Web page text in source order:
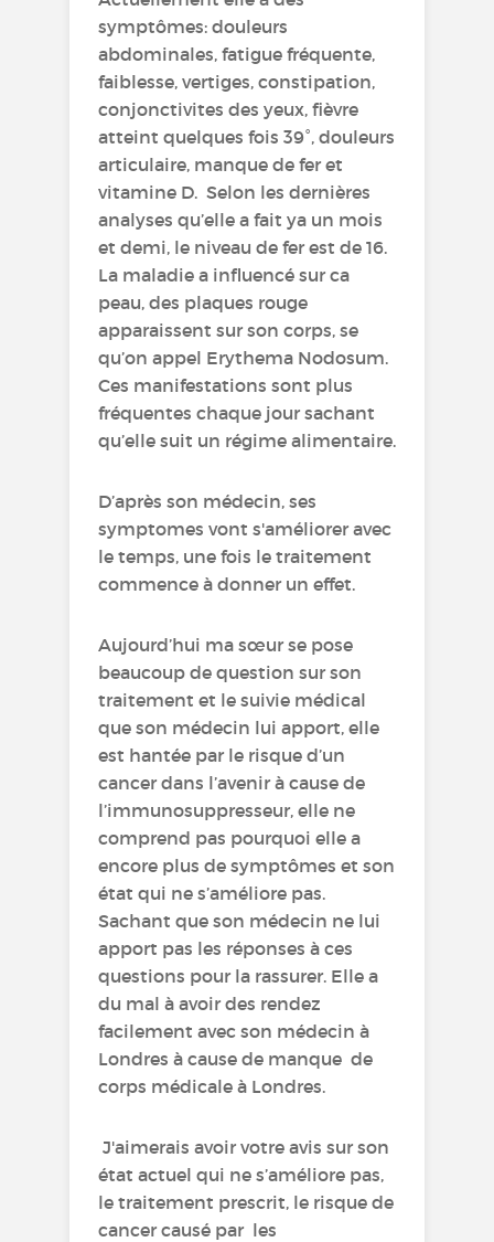
symptômes: douleurs
abdominales, fatigue fréquente,
faiblesse, vertiges, constipation,
conjonctivites des yeux, fièvre
atteint quelques fois 39°, douleurs
articulaire, manque de fer et
vitamine D. Selon les dernières
analyses qu’elle a fait ya un mois
et demi, le niveau de fer est de 16.
La maladie a influencé sur ca
peau, des plaques rouge
apparaissent sur son corps, se
qu’on appel Erythema Nodosum.
Ces manifestations sont plus
fréquentes chaque jour sachant
qu’elle suit un régime alimentaire.
D’après son médecin, ses
symptomes vont s'améliorer avec
le temps, une fois le traitement
commence à donner un effet.
Aujourd’hui ma sœur se pose
beaucoup de question sur son
traitement et le suivie médical
que son médecin lui apport, elle
est hantée par le risque d’un
cancer dans l’avenir à cause de
l’immunosuppresseur, elle ne
comprend pas pourquoi elle a
encore plus de symptômes et son
état qui ne s’améliore pas.
Sachant que son médecin ne lui
apport pas les réponses à ces
questions pour la rassurer. Elle a
du mal à avoir des rendez
facilement avec son médecin à
Londres à cause de manque de
corps médicale à Londres.
J'aimerais avoir votre avis sur son
état actuel qui ne s’améliore pas,
le traitement prescrit, le risque de
cancer causé par les